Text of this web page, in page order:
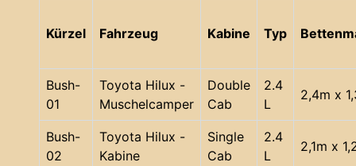
Kürzel Fahrzeug Kabine Typ
Bush-
01
Toyota Hilux -
Muschelcamper
Double
Cab
2.4
L
2,4m x
Bush-
02
Toyota Hilux -
Kabine
Single
Cab
2.4
L
2,1m x